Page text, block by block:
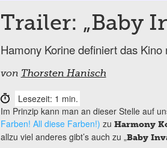
Trailer: „Baby
Hamony Korine definiert das
von Thorsten Hanisch
Lesezeit: 1 min.
Im Prinzip kann man an dieser Stelle auf
Farben! All diese Farben!) zu Harmony
allzu viel anderes gibt’s auch zu „Baby